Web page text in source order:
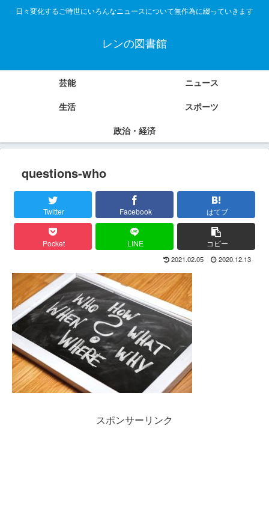
日々変化するご時世にいろんなニュースについて無作為に綴っていきます
レンの図書館
芸能
ニュース
生活
スポーツ
政治・経済
questions-who
Twitter Facebook はてブ
Pocket LINE コピー
2021.02.05 2020.12.13
スポンサーリンク